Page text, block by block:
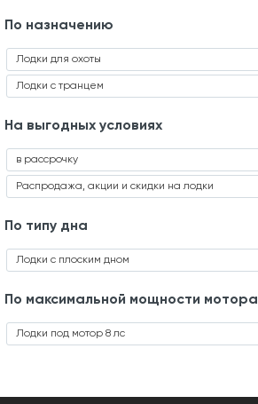
По назначению
Лодки для охоты
Лодки с транцем
На выгодных условиях
в рассрочку
Распродажа, акции и скидки на лодки
По типу дна
Лодки с плоским дном
По максимальной мощности мотора
Лодки под мотор 8 лс